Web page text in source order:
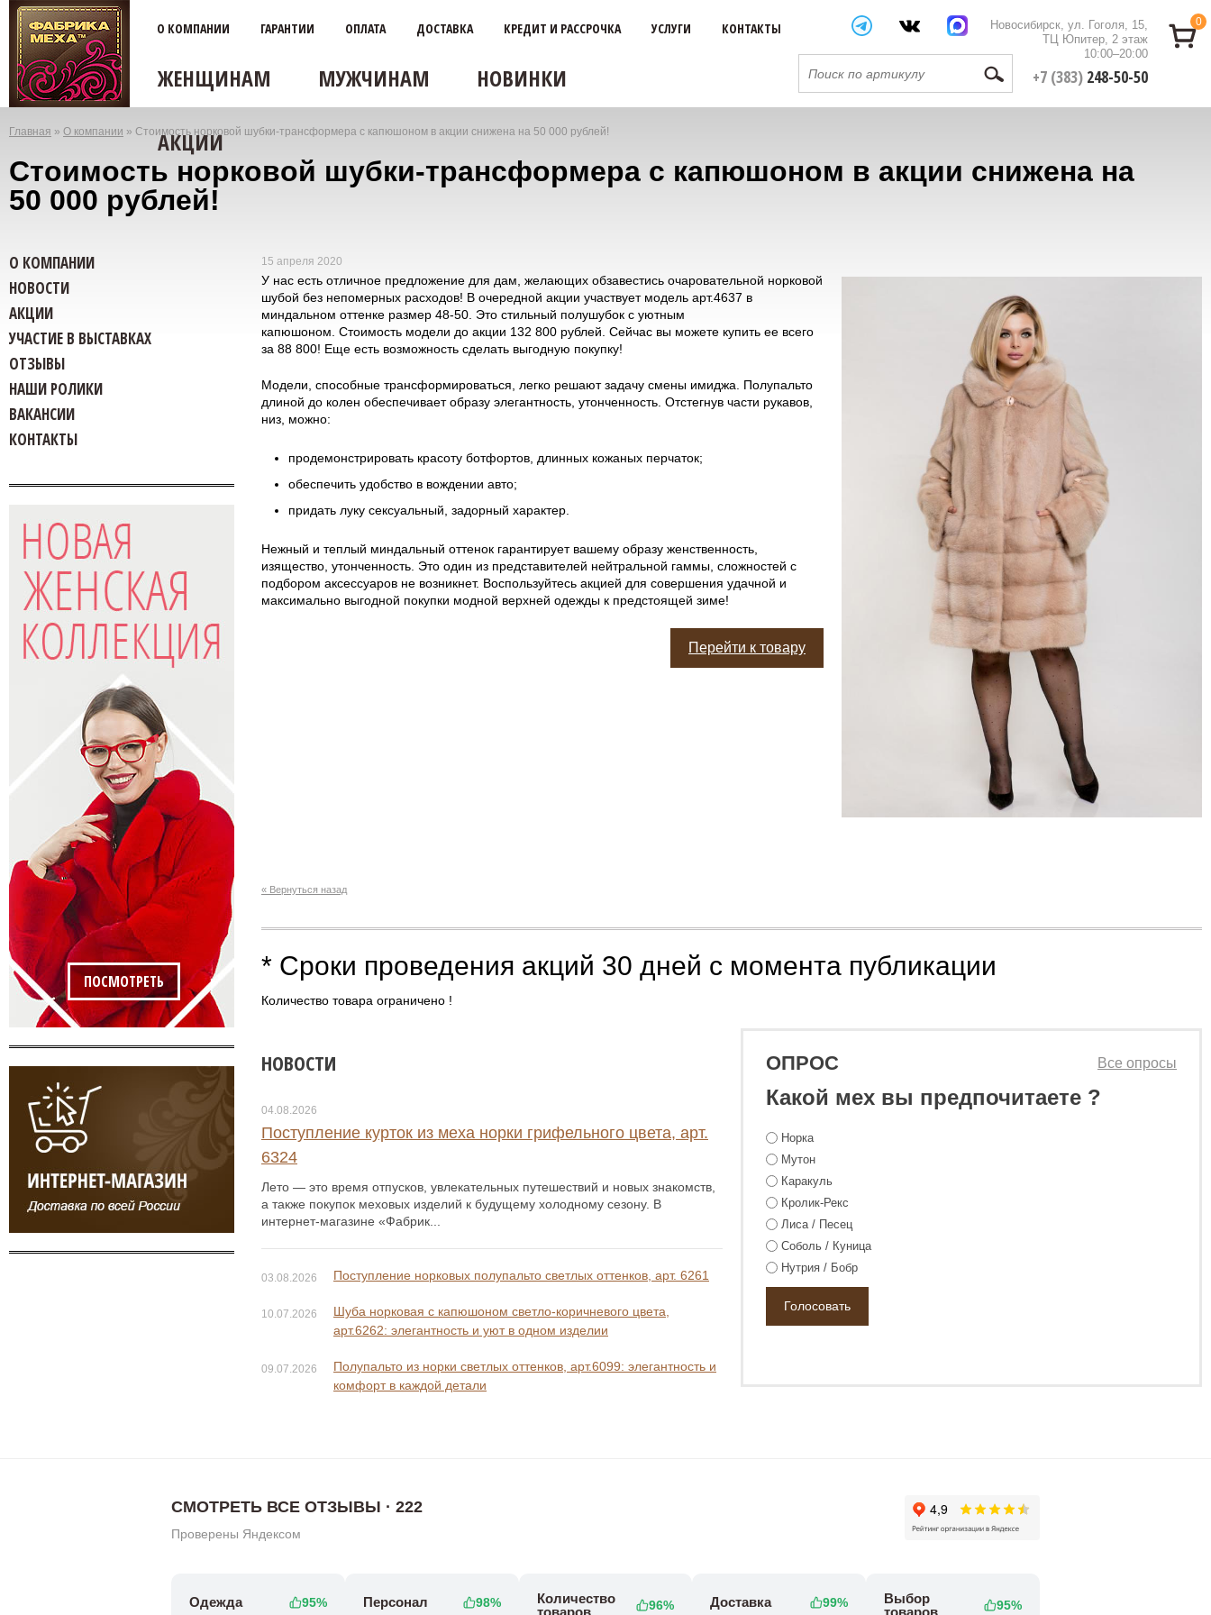
Новосибирск, ул. Гоголя, 15,
ТЦ Юпитер, 2 этаж
10:00–20:00
+7 (383) 248-50-50
О КОМПАНИИ ГАРАНТИИ ОПЛАТА ДОСТАВКА КРЕДИТ И РАССРОЧКА УСЛУГИ КОНТАКТЫ
ЖЕНЩИНАМ МУЖЧИНАМ НОВИНКИ
АКЦИИ
0
Вы
здесь
Главная » О компании » Стоимость норковой шубки-трансформера с капюшоном в акции снижена на 50 000 рублей!
Стоимость норковой шубки-трансформера с капюшоном в акции снижена на
50 000 рублей!
15 апреля 2020
У нас есть отличное предложение для дам, желающих обзавестись очаровательной норковой
шубой без непомерных расходов! В очередной акции участвует модель арт.4637 в
миндальном оттенке размер 48-50. Это стильный полушубок с уютным
капюшоном. Стоимость модели до акции 132 800 рублей. Сейчас вы можете купить ее всего
за 88 800! Еще есть возможность сделать выгодную покупку!
Модели, способные трансформироваться, легко решают задачу смены имиджа. Полупальто
длиной до колен обеспечивает образу элегантность, утонченность. Отстегнув части рукавов,
низ, можно:
продемонстрировать красоту ботфортов, длинных кожаных перчаток;
обеспечить удобство в вождении авто;
придать луку сексуальный, задорный характер.
Нежный и теплый миндальный оттенок гарантирует вашему образу женственность,
изящество, утонченность. Это один из представителей нейтральной гаммы, сложностей с
подбором аксессуаров не возникнет. Воспользуйтесь акцией для совершения удачной и
максимально выгодной покупки модной верхней одежды к предстоящей зиме!
Перейти к товару
« Вернуться назад
* Сроки проведения акций 30 дней с момента публикации
Количество товара ограничено !
НОВОСТИ
04.08.2026
Поступление курток из меха норки грифельного цвета, арт.
6324
Лето — это время отпусков, увлекательных путешествий и новых знакомств,
а также покупок меховых изделий к будущему холодному сезону. В
интернет-магазине «Фабрик...
03.08.2026 Поступление норковых полупальто светлых оттенков, арт. 6261
10.07.2026
Шуба норковая с капюшоном светло-коричневого цвета,
арт.6262: элегантность и уют в одном изделии
09.07.2026
Полупальто из норки светлых оттенков, арт.6099: элегантность и
комфорт в каждой детали
ОПРОС
Какой мех вы предпочитаете ?
Все опросы
Норка
Мутон
Каракуль
Кролик-Рекс
Лиса / Песец
Соболь / Куница
Нутрия / Бобр
О КОМПАНИИ
НОВОСТИ
АКЦИИ
УЧАСТИЕ В ВЫСТАВКАХ
ОТЗЫВЫ
НАШИ РОЛИКИ
ВАКАНСИИ
КОНТАКТЫ
ПОСМОТРЕТЬ
СМОТРЕТЬ ВСЕ ОТЗЫВЫ · 222
Проверены Яндексом
Одежда 95% Персонал 98%
Количество
товаров
96% Доставка 99%
Выбор
товаров
95%